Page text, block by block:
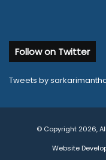
Follow on Twitter
Tweets by
© Copyright 2026,
Website